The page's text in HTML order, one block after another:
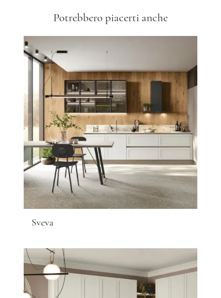
Potrebbero piacerti anche
Sveva